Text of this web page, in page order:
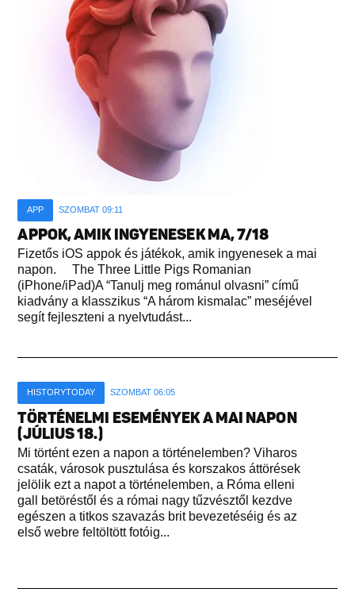
APP SZOMBAT 09:11
APPOK, AMIK INGYENESEK MA, 7/18
Fizetős iOS appok és játékok, amik ingyenesek a mai
napon. The Three Little Pigs Romanian
(iPhone/iPad)A “Tanulj meg románul olvasni” című
kiadvány a klasszikus “A három kismalac” meséjével
segít fejleszteni a nyelvtudást...
HISTORYTODAY SZOMBAT 06:05
TÖRTÉNELMI ESEMÉNYEK A MAI NAPON
(JÚLIUS 18.)
Mi történt ezen a napon a történelemben? Viharos
csaták, városok pusztulása és korszakos áttörések
jelölik ezt a napot a történelemben, a Róma elleni
gall betöréstől és a római nagy tűzvésztől kezdve
egészen a titkos szavazás brit bevezetéséig és az
első webre feltöltött fotóig...